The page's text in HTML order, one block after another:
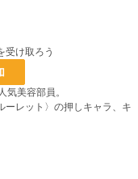
受け取ろう
美容部員。
ーレット〉の押しキャラ、キ
まれてしまう。次に目覚め
レットのゲーム世界にい